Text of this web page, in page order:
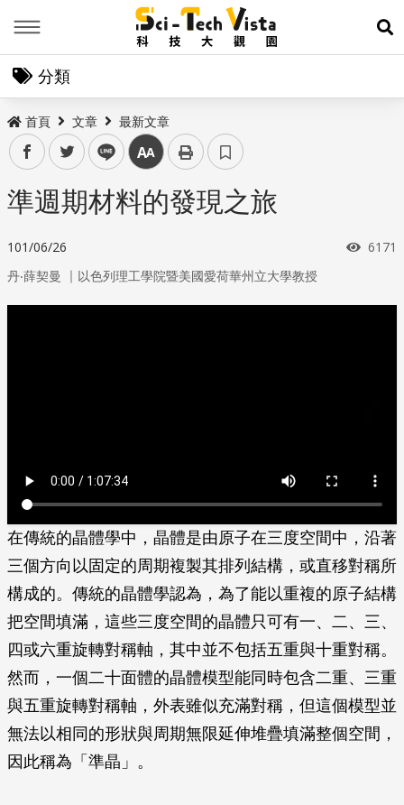
展
分類
首頁 文章 最新文章
facebooktwitter line 中
準週期材料的發現之旅
101/06/26 瀏覽
6171
丹‧薛契曼 ｜ 以色列理工學院暨美國愛荷華州立大學教授
在傳統的晶體學中，晶體是由原子在三度空間中，沿著
三個方向以固定的周期複製其排列結構，或直移對稱所
構成的。傳統的晶體學認為，為了能以重複的原子結構
把空間填滿，這些三度空間的晶體只可有一、二、三、
四或六重旋轉對稱軸，其中並不包括五重與十重對稱。
然而，一個二十面體的晶體模型能同時包含二重、三重
與五重旋轉對稱軸，外表雖似充滿對稱，但這個模型並
無法以相同的形狀與周期無限延伸堆疊填滿整個空間，
因此稱為「準晶」。